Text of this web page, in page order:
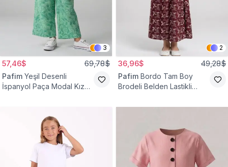
3
57,46$ 69,78$
Pafim Yeşil Desenli
İspanyol Paça Modal Kız
2
36,96$ 49,28$
Pafim Bordo Tam Boy
Brodeli Belden Lastikli